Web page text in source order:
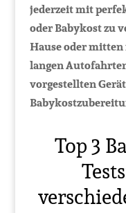
jederzeit mit
oder Babykost zu
Hause oder
langen
vorgestellten
Top 3